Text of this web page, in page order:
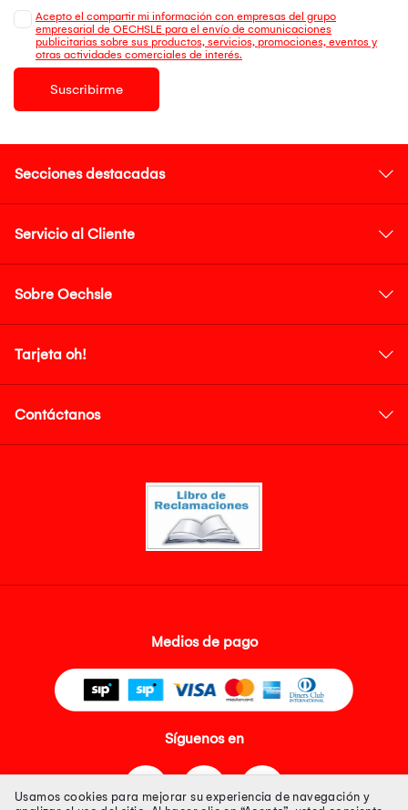
Acepto el compartir mi información con empresas del grupo
empresarial de OECHSLE para el envío de comunicaciones
publicitarias sobre sus productos, servicios, promociones, eventos y
otras actividades comerciales de interés.
Suscribirme
Secciones destacadas
Servicio al Cliente
Sobre Oechsle
Tarjeta oh!
Contáctanos
Medios de pago
Síguenos en
Usamos cookies para mejorar su experiencia de navegación y